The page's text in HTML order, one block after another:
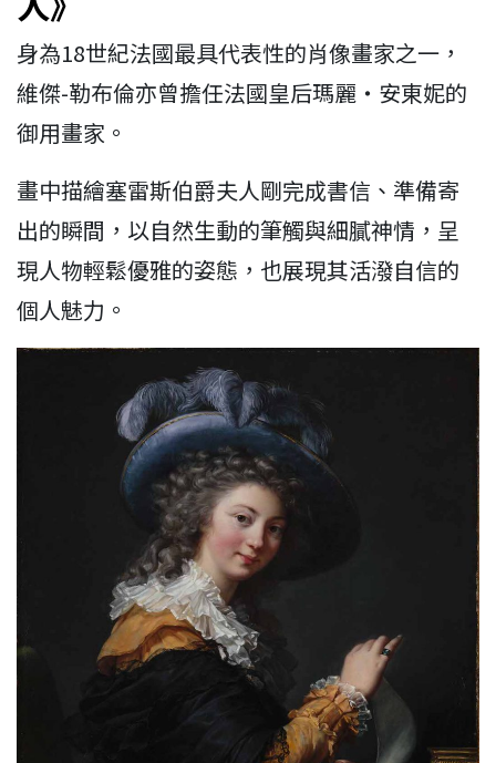
身為18世紀法國最具代表性的肖像畫家之一，
維傑-勒布倫亦曾擔任法國皇后瑪麗・安東妮的
御用畫家。
畫中描繪塞雷斯伯爵夫人剛完成書信、準備寄
出的瞬間，以自然生動的筆觸與細膩神情，呈
現人物輕鬆優雅的姿態，也展現其活潑自信的
個人魅力。